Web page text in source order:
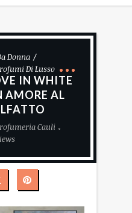
Donna
Di Lusso
IN WHITE
AMORE AL
Cauli